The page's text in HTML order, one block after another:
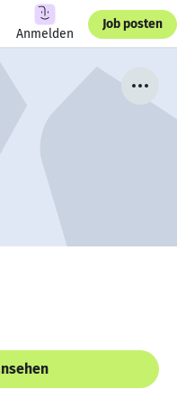
Anmelden
Job posten